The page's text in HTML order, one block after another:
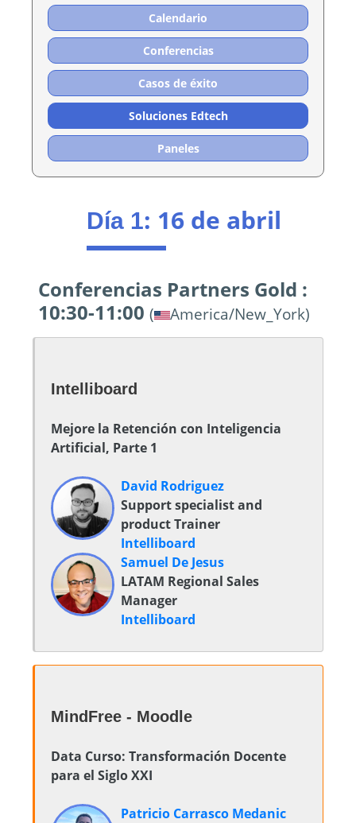
Calendario
Conferencias
Casos de éxito
Soluciones Edtech
Paneles
Día 1: 16 de abril
Conferencias Partners Gold :
10:30-11:00 ( America/New_York)
Intelliboard
Mejore la Retención con Inteligencia
Artificial, Parte 1
David Rodriguez
Support specialist and
product Trainer
Intelliboard
Samuel De Jesus
LATAM Regional Sales
Manager
Intelliboard
MindFree - Moodle
Data Curso: Transformación Docente
para el Siglo XXI
Patricio Carrasco Medanic